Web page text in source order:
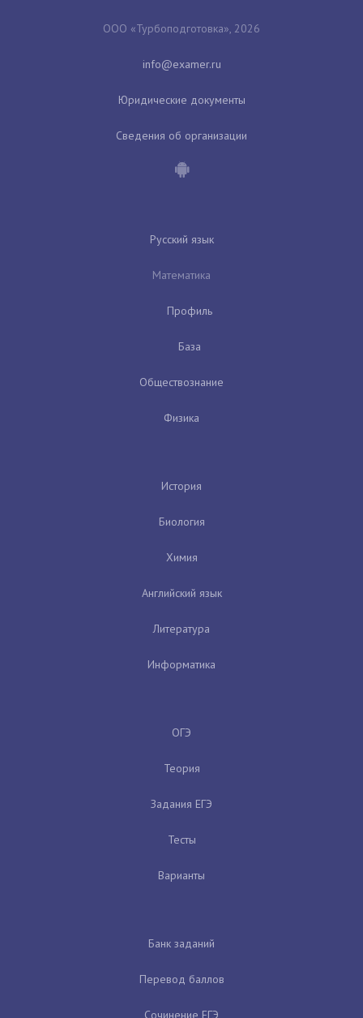
ООО «Турбоподготовка», 2026
Юридические документы
Сведения об организации
Русский язык
Математика
Профиль
База
Обществознание
Физика
История
Биология
Химия
Английский язык
Литература
Информатика
ОГЭ
Теория
Задания ЕГЭ
Тесты
Варианты
Банк заданий
Перевод баллов
Сочинение ЕГЭ